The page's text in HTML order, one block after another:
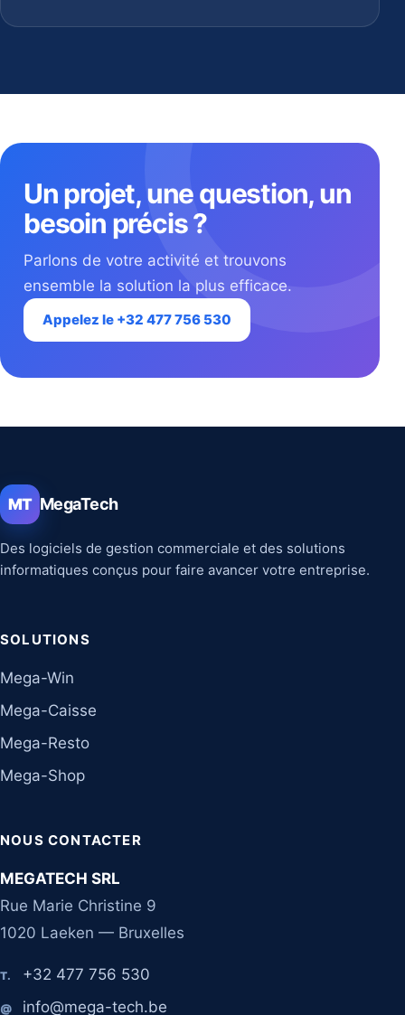
Un projet, une question, un
besoin précis ?
Parlons de votre activité et trouvons
ensemble la solution la plus efficace.
Appelez le +32 477 756 530
MT MegaTech
Des logiciels de gestion commerciale et des solutions
informatiques conçus pour faire avancer votre entreprise.
SOLUTIONS
Mega-Win
Mega-Caisse
Mega-Resto
Mega-Shop
NOUS CONTACTER
MEGATECH SRL
Rue Marie Christine 9
1020 Laeken — Bruxelles
T. +32 477 756 530
@ info@mega-tech.be